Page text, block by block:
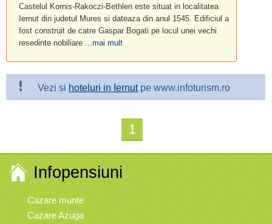
Castelul Kornis-Rakoczi-Bethlen este situat in localitatea
Iernut din judetul Mures si dateaza din anul 1545. Edificiul a
fost construit de catre Gaspar Bogati pe locul unei vechi
resedinte nobiliare ...mai mult
! Vezi si hoteluri in Iernutpe www.infoturism.ro
1
Infopensiuni
Cazare munte
Cazare Azuga